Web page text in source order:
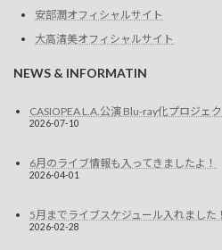
安部潤オフィシャルサイト
大高清美オフィシャルサイト
NEWS & INFORMATIN
CASIOPEA L.A.公演 Blu-ray化プロジェ
2026-07-10
6月のライブ情報も入ってきましたよ！
2026-04-01
5月までライブスケジュール入れました！
2026-02-28